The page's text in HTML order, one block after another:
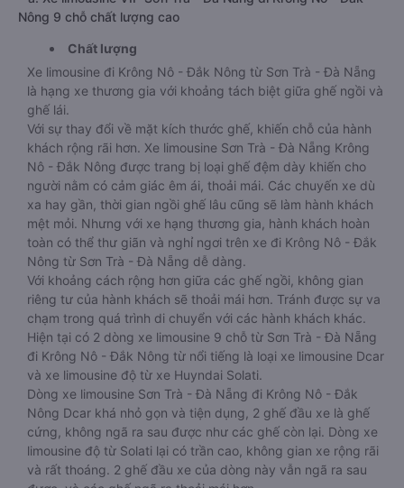
Nông 9 chỗ chất lượng cao
Chất lượng
Xe limousine đi Krông Nô - Đắk Nông từ Sơn Trà - Đà Nẵng
là hạng xe thương gia với khoảng tách biệt giữa ghế ngồi và
ghế lái.
Với sự thay đổi về mặt kích thước ghế, khiến chỗ của hành
khách rộng rãi hơn. Xe limousine Sơn Trà - Đà Nẵng Krông
Nô - Đắk Nông được trang bị loại ghế đệm dày khiến cho
người nằm có cảm giác êm ái, thoải mái. Các chuyến xe dù
xa hay gần, thời gian ngồi ghế lâu cũng sẽ làm hành khách
mệt mỏi. Nhưng với xe hạng thương gia, hành khách hoàn
toàn có thể thư giãn và nghỉ ngơi trên xe đi Krông Nô - Đắk
Nông từ Sơn Trà - Đà Nẵng dễ dàng.
Với khoảng cách rộng hơn giữa các ghế ngồi, không gian
riêng tư của hành khách sẽ thoải mái hơn. Tránh được sự va
chạm trong quá trình di chuyển với các hành khách khác.
Hiện tại có 2 dòng xe limousine 9 chỗ từ Sơn Trà - Đà Nẵng
đi Krông Nô - Đắk Nông từ nổi tiếng là loại xe limousine Dcar
và xe limousine độ từ xe Huyndai Solati.
Dòng xe limousine Sơn Trà - Đà Nẵng đi Krông Nô - Đắk
Nông Dcar khá nhỏ gọn và tiện dụng, 2 ghế đầu xe là ghế
cứng, không ngã ra sau được như các ghế còn lại. Dòng xe
limousine độ từ Solati lại có trần cao, không gian xe rộng rãi
và rất thoáng. 2 ghế đầu xe của dòng này vẫn ngã ra sau